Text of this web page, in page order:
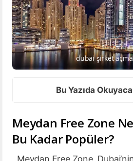
dubai şirket
Bu Yazıda
Meydan Free Zone
Bu Kadar Popüler?
Meydan Free Zone,